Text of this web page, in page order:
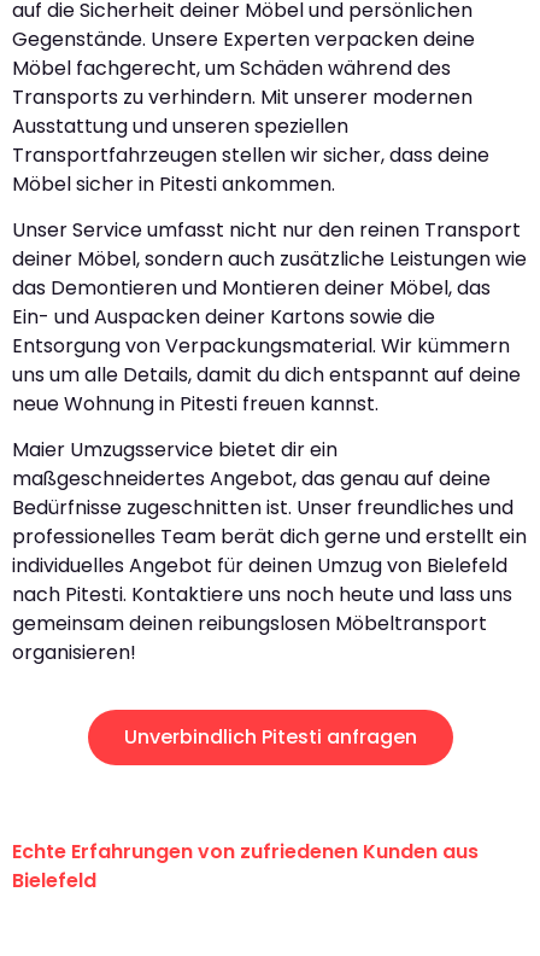
auf die Sicherheit deiner Möbel und persönlichen
Gegenstände. Unsere Experten verpacken deine
Möbel fachgerecht, um Schäden während des
Transports zu verhindern. Mit unserer modernen
Ausstattung und unseren speziellen
Transportfahrzeugen stellen wir sicher, dass deine
Möbel sicher in Pitesti ankommen.
Unser Service umfasst nicht nur den reinen Transport
deiner Möbel, sondern auch zusätzliche Leistungen wie
das Demontieren und Montieren deiner Möbel, das
Ein- und Auspacken deiner Kartons sowie die
Entsorgung von Verpackungsmaterial. Wir kümmern
uns um alle Details, damit du dich entspannt auf deine
neue Wohnung in Pitesti freuen kannst.
Maier Umzugsservice bietet dir ein
maßgeschneidertes Angebot, das genau auf deine
Bedürfnisse zugeschnitten ist. Unser freundliches und
professionelles Team berät dich gerne und erstellt ein
individuelles Angebot für deinen Umzug von Bielefeld
nach Pitesti. Kontaktiere uns noch heute und lass uns
gemeinsam deinen reibungslosen Möbeltransport
organisieren!
Unverbindlich Pitesti anfragen
Echte Erfahrungen von zufriedenen Kunden aus
Bielefeld